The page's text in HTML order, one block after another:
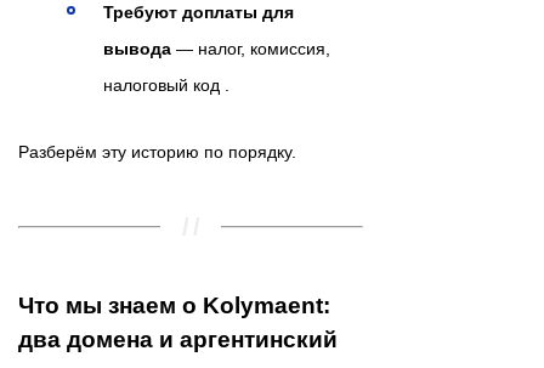
Требуют доплаты для
вывода — налог, комиссия,
налоговый код .
Разберём эту историю по порядку.
Что мы знаем о Kolymaent:
два домена и аргентинский